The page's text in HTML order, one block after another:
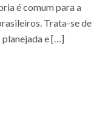
é comum para a
Trata-se de
e […]